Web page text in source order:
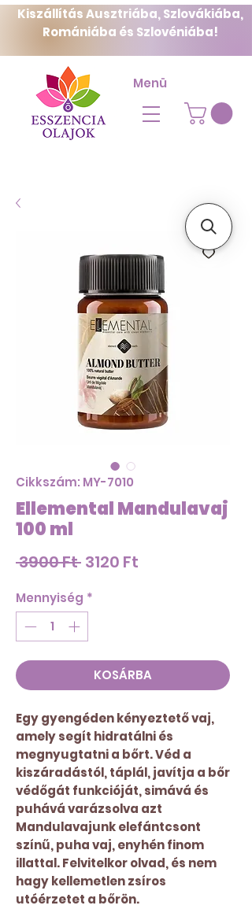
Kiszállítás Ausztriába, Szlovákiába,
Romániába és Szlovéniába!
Menü
Cikkszám: MY-7010
Ellemental Mandulavaj
100 ml
3900 Ft Szokásos
3120 Ft
Mennyiség *
KOSÁRBA
Egy gyengéden kényeztető vaj,
amely segít hidratálni és
megnyugtatni a bőrt. Véd a
kiszáradástól, táplál, javítja a bőr
védőgát funkcióját, simává és
puhává varázsolva azt
Mandulavajunk elefántcsont
színű, puha vaj, enyhén finom
illattal. Felvitelkor olvad, és nem
hagy kellemetlen zsíros
utóérzetet a bőrön.